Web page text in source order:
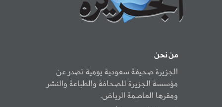
من نحن
الجزيرة صحيفة سعودية يومية تصدر عن
مؤسسة الجزيرة للصحافة والطباعة والنشر
ومقرها العاصمة الرياض.